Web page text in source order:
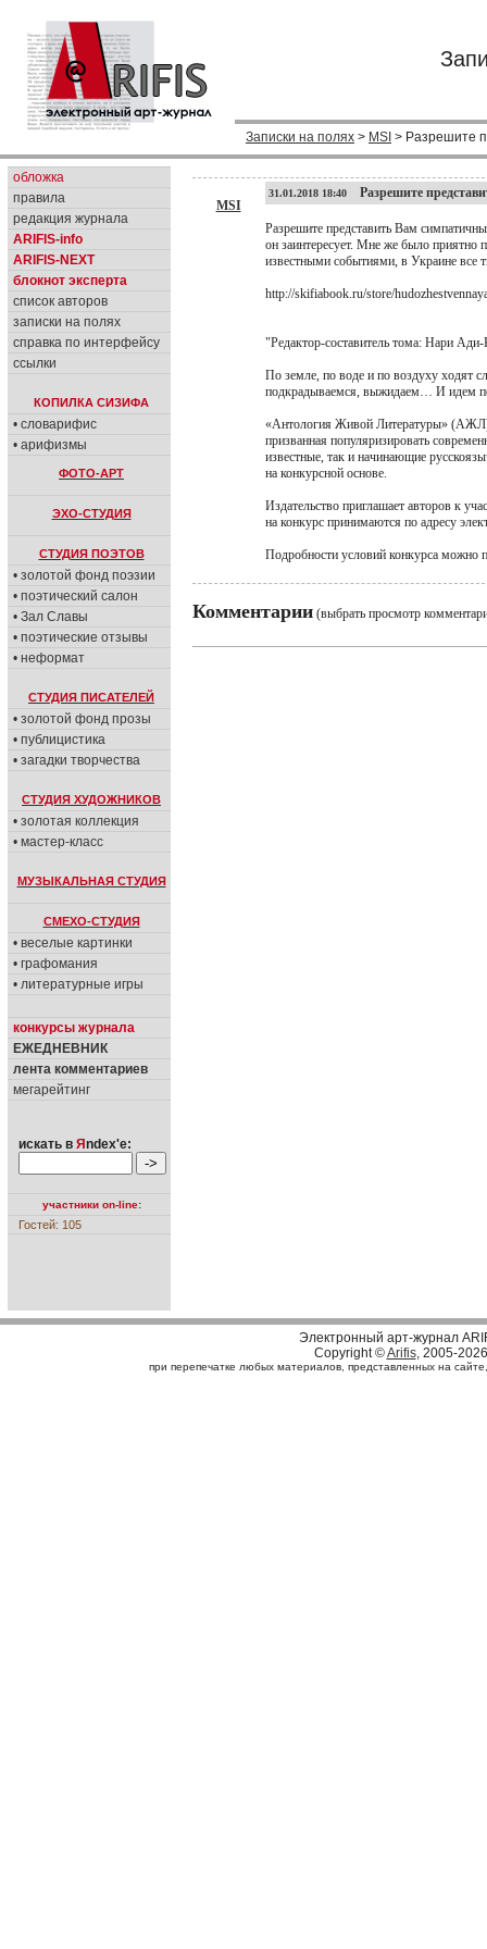
Записки на полях > MSI > Разрешите
обложка
правила
редакция журнала
ARIFIS-info
ARIFIS-NEXT
блокнот эксперта
список авторов
записки на полях
справка по интерфейсу
ссылки
КОПИЛКА СИЗИФА
• словарифис
• арифизмы
ФОТО-АРТ
ЭХО-СТУДИЯ
СТУДИЯ ПОЭТОВ
• золотой фонд поэзии
• поэтический салон
• Зал Славы
• поэтические отзывы
• неформат
СТУДИЯ ПИСАТЕЛЕЙ
• золотой фонд прозы
• публицистика
• загадки творчества
СТУДИЯ ХУДОЖНИКОВ
• золотая коллекция
• мастер-класс
МУЗЫКАЛЬНАЯ СТУДИЯ
СМЕХО-СТУДИЯ
• веселые картинки
• графомания
• литературные игры
конкурсы журнала
ЕЖЕДНЕВНИК
лента комментариев
мегарейтинг
искать в Я ndex'е:
участники on-line:
Гостей: 105
MSI
31.01.2018 18:40 Разрешите
Разрешите представить Вам
он заинтересует. Мне же было приятно
известными событиями, в Украине все
http://skifiabook.ru/store/
"Редактор-составитель тома: Нари Ади-
По земле, по воде и по воздуху ходят
подкрадываемся, выжидаем… И идем
«Антология Живой Литературы»
призванная популяризировать
известные, так и начинающие
на конкурсной основе.
Издательство приглашает авторов к
на конкурс принимаются по адресу
Подробности условий конкурса можно
Комментарии (выбрать просмотр
Электронный арт-журнал
Copyright ©Arifis, 2005-2026
при перепечатке любых материалов, представленных на